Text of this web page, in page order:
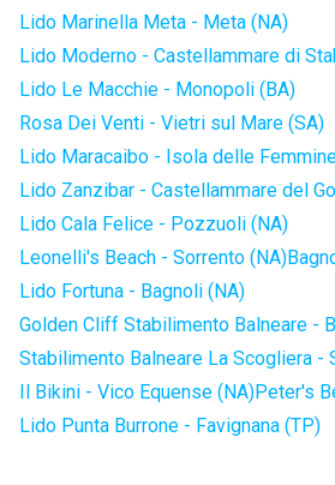
Lido Marinella Meta - Meta (NA)
Lido Moderno - Castellammare di
Lido Le Macchie - Monopoli (BA)
Rosa Dei Venti - Vietri sul Mare (SA)
Lido Maracaibo - Isola delle
Lido Zanzibar - Castellammare del
Lido Cala Felice - Pozzuoli (NA)
Leonelli's Beach - Sorrento (NA)
Lido Fortuna - Bagnoli (NA)
Golden Cliff Stabilimento Balneare -
Stabilimento Balneare La Scogliera -
Il Bikini - Vico Equense (NA)Peter's
Lido Punta Burrone - Favignana (TP)